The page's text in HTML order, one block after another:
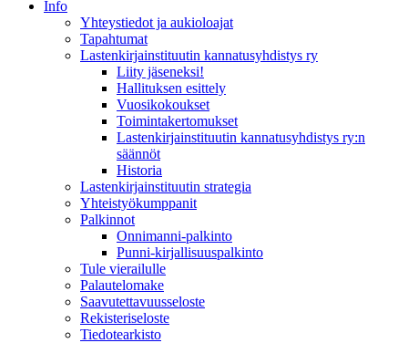
Info
Yhteystiedot ja aukioloajat
Tapahtumat
Lastenkirjainstituutin kannatusyhdistys ry
Liity jäseneksi!
Hallituksen esittely
Vuosikokoukset
Toimintakertomukset
Lastenkirjainstituutin kannatusyhdistys ry:n
säännöt
Historia
Lastenkirjainstituutin strategia
Yhteistyökumppanit
Palkinnot
Onnimanni-palkinto
Punni-kirjallisuuspalkinto
Tule vierailulle
Palautelomake
Saavutettavuusseloste
Rekisteriseloste
Tiedotearkisto